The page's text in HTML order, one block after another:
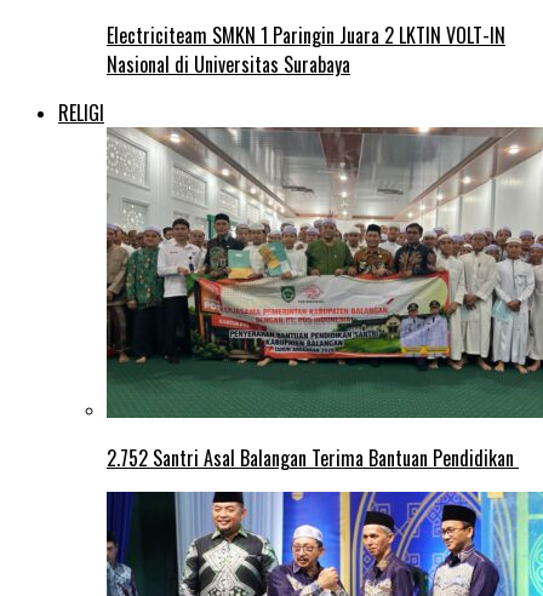
Electriciteam SMKN 1 Paringin Juara 2 LKTIN VOLT-IN
Nasional di Universitas Surabaya
RELIGI
2.752 Santri Asal Balangan Terima Bantuan Pendidikan